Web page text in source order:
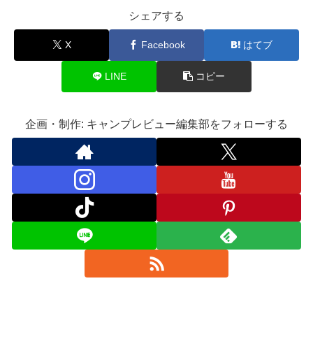
シェアする
X Facebook はてブ
LINE コピー
企画・制作: キャンプレビュー編集部をフォローする